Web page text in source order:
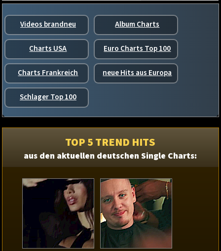
Videos brandneu Album Charts
Charts USA Euro Charts Top 100
Charts Frankreich neue Hits aus Europa
Schlager Top 100
TOP 5 TREND HITS
aus den aktuellen deutschen Single Charts: